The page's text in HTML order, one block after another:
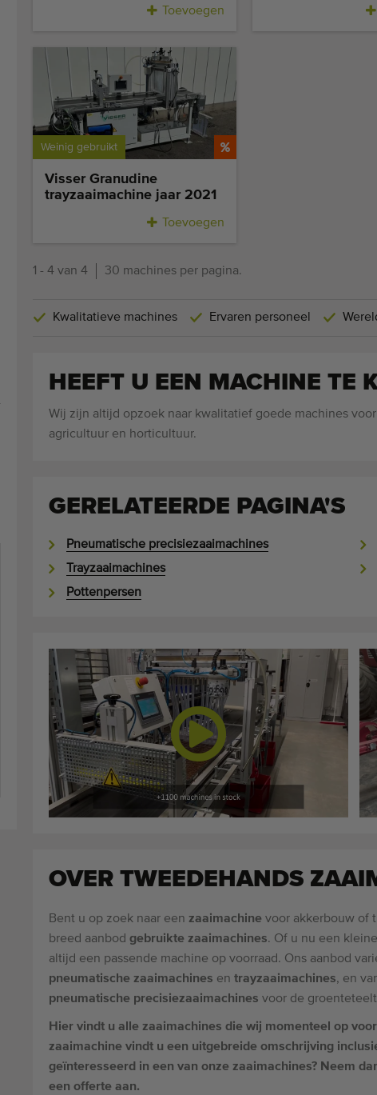
Toevoegen
Weinig gebruikt
Visser Granudine
trayzaaimachine jaar 2021
Toevoegen
1 - 4 van 4 30 machines per pagina.
Kwalitatieve machines Ervaren personeel
HEEFT U EEN MACHINE TE
Wij zijn altijd opzoek naar kwalitatief goede machines
agricultuur en horticultuur.
GERELATEERDE PAGINA'S
Pneumatische precisiezaaimachines
Trayzaaimachines
Pottenpersen
OVER TWEEDEHANDS
Bent u op zoek naar een zaaimachine voor akkerbouw of
breed aanbod gebruikte zaaimachines. Of u nu een
altijd een passende machine op voorraad. Ons aanbod
pneumatische zaaimachines en trayzaaimachines, en
pneumatische precisiezaaimachines voor de
Hier vindt u alle zaaimachines die wij momenteel op
zaaimachine vindt u een uitgebreide omschrijving
geïnteresseerd in een van onze zaaimachines? Neem
een offerte aan.